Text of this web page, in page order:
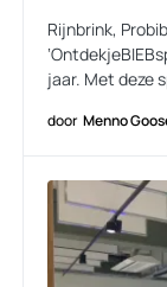
Rijnbrink,
jaar. Met deze
door Menno